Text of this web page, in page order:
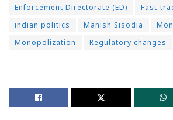
Enforcement Directorate (ED)
Fast-
indian politics
Manish Sisodia
Monopolization
Regulatory changes